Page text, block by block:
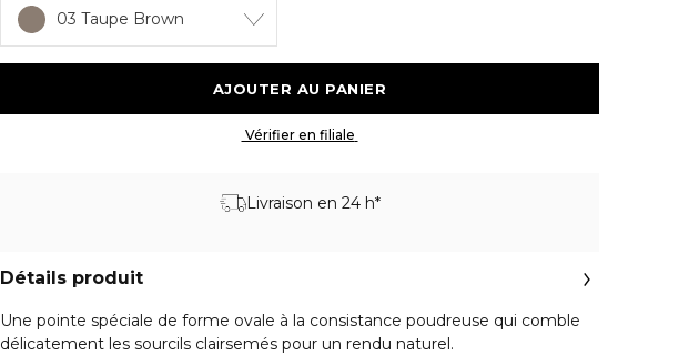
03 Taupe Brown
Livraison en 24 h*
Détails produit
Une pointe spéciale de forme ovale à la consistance poudreuse qui comble
délicatement les sourcils clairsemés pour un rendu naturel.